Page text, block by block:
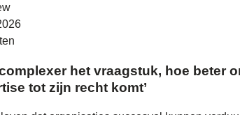
complexer het vraagstuk, hoe beter
tot zijn recht komt’